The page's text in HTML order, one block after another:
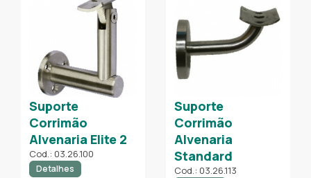
Suporte
Corrimão
Alvenaria Elite 2
Cod.: 03.26.100
Detalhes
Suporte
Corrimão
Alvenaria
Standard
Cod.: 03.26.113